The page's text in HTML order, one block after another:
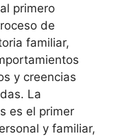
primero
de
familiar,
y creencias
La
es el primer
y familiar,